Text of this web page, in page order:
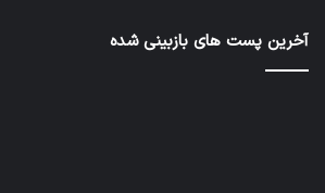
آخرین پست های بازبینی شده